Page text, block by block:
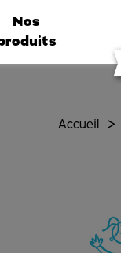
Nos
Accueil >